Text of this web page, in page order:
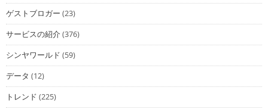
ゲストブロガー (23)
サービスの紹介(376)
シンヤワールド (59)
データ (12)
トレンド (225)